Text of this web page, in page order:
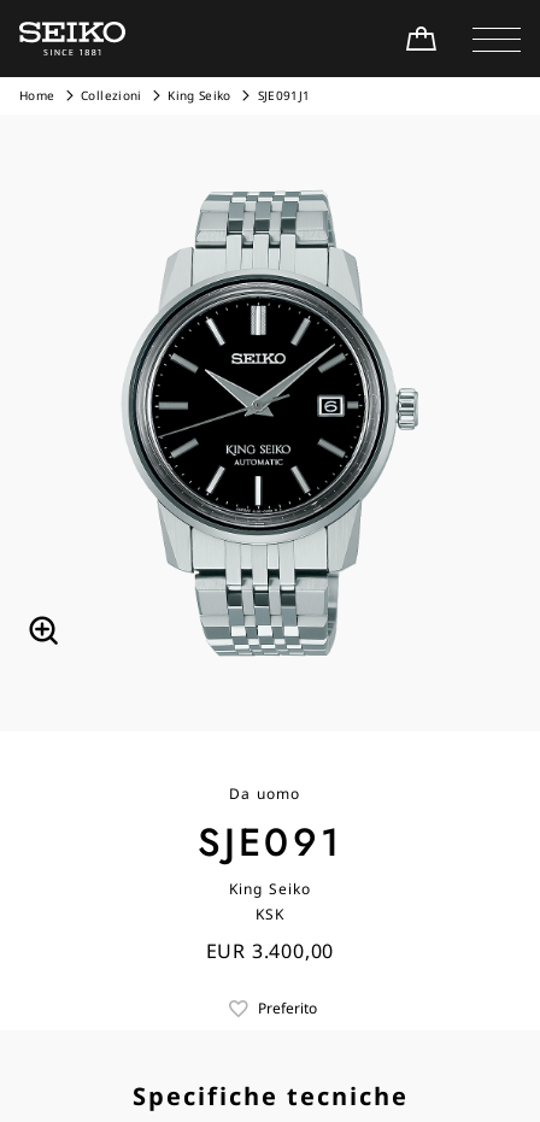
Home Collezioni King Seiko SJE091J1
Da uomo
SJE091
King Seiko
KSK
EUR 3.400,00
Preferito
Specifiche tecniche